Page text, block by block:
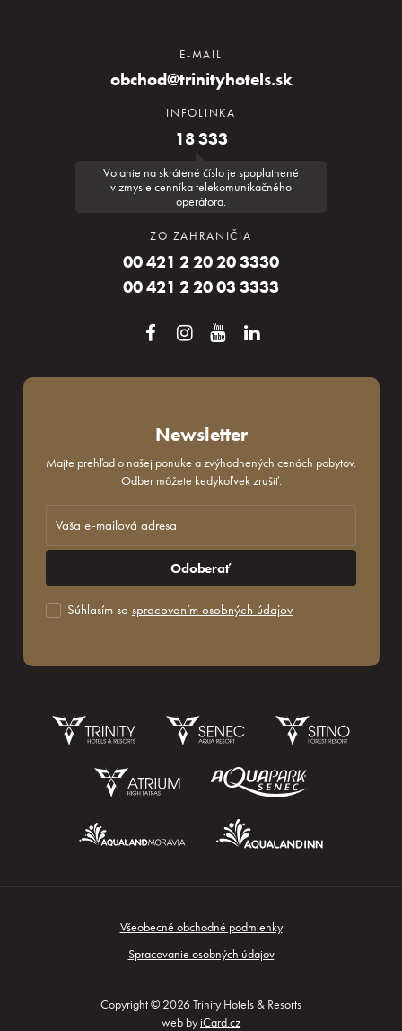
Nezáväzný dopyt
E-MAIL
obchod@trinityhotels.sk
INFOLINKA
18 333
Volanie na skrátené číslo je spoplatnené
v zmysle cenníka telekomunikačného
operátora.
ZO ZAHRANIČIA
00 421 2 20 20 3330
00 421 2 20 03 3333
Newsletter
Majte prehľad o našej ponuke a zvýhodnených cenách pobytov.
Odber môžete kedykoľvek zrušiť.
Odoberať
Súhlasím so spracovaním osobných údajov
Copyright © 2026 Trinity Hotels & Resorts
Všeobecné obchodné podmienky
Spracovanie osobných údajov
web byiCard.cz